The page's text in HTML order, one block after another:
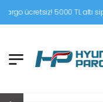
5000 TL altı